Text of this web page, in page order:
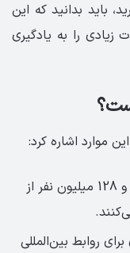
باید بدانید که این
زیادی را به یادگیری
موارد اشاره کرد:
زبان ژاپنی نهمین زبان رایج دنیاست و 128 میلیون نفر از
روابط بین‌المللی